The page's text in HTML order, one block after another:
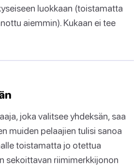
luokkaan (toistamatta
aiemmin). Kukaan ei tee
joka valitsee yhdeksän, saa
muiden pelaajien tulisi sanoa
toistamatta jo otettua
sekoittavan riimimerkkijonon